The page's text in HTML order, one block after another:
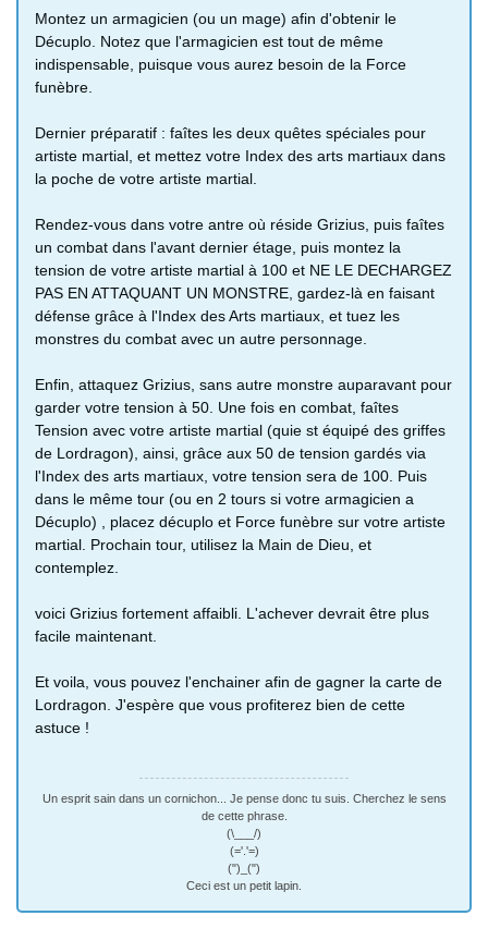
Montez un armagicien (ou un mage) afin d'obtenir le
Décuplo. Notez que l'armagicien est tout de même
indispensable, puisque vous aurez besoin de la Force
funèbre.
Dernier préparatif : faîtes les deux quêtes spéciales pour
artiste martial, et mettez votre Index des arts martiaux dans
la poche de votre artiste martial.
Rendez-vous dans votre antre où réside Grizius, puis faîtes
un combat dans l'avant dernier étage, puis montez la
tension de votre artiste martial à 100 et NE LE DECHARGEZ
PAS EN ATTAQUANT UN MONSTRE, gardez-là en faisant
défense grâce à l'Index des Arts martiaux, et tuez les
monstres du combat avec un autre personnage.
Enfin, attaquez Grizius, sans autre monstre auparavant pour
garder votre tension à 50. Une fois en combat, faîtes
Tension avec votre artiste martial (quie st équipé des griffes
de Lordragon), ainsi, grâce aux 50 de tension gardés via
l'Index des arts martiaux, votre tension sera de 100. Puis
dans le même tour (ou en 2 tours si votre armagicien a
Décuplo) , placez décuplo et Force funèbre sur votre artiste
martial. Prochain tour, utilisez la Main de Dieu, et
contemplez.
voici Grizius fortement affaibli. L'achever devrait être plus
facile maintenant.
Et voila, vous pouvez l'enchainer afin de gagner la carte de
Lordragon. J'espère que vous profiterez bien de cette
astuce !
Un esprit sain dans un cornichon... Je pense donc tu suis. Cherchez le sens
de cette phrase.
(\___/)
(='.'=)
(")_(")
Ceci est un petit lapin.